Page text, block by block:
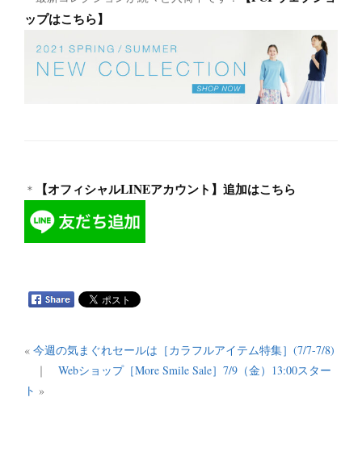
ップはこちら】
＊ 【オフィシャルLINEアカウント】追加はこちら
« 今週の気まぐれセールは［カラフルアイテム特集］(7/7-7/8)
｜ Webショップ［More Smile Sale］7/9（金）13:00スター
ト »